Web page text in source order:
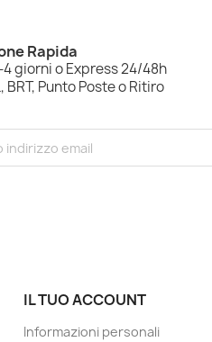
Rapida
giorni o Express 24/48h
BRT, Punto Poste o Ritiro
IL TUO ACCOUNT
Informazioni personali